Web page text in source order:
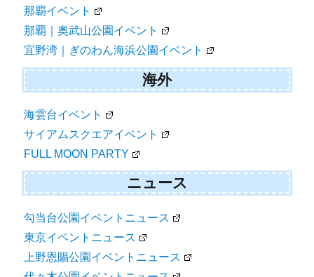
沖縄
沖縄｜祭り＆エイサーイベント
那覇イベント
那覇｜奥武山公園イベント
宜野湾｜ぎのわん海浜公園イベント
海雲台イベント
FULL MOON PARTY
ニュース